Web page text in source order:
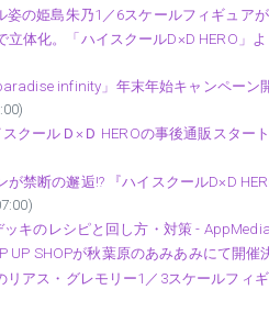
姿の姫島朱乃1／6スケールフィギュア
体化。「ハイスクールD×D HERO」
infinity」年末年始キャンペーン
スクールＤ×Ｄ HEROの事後通販スタ
が禁断の邂逅!? 『ハイスクールD×D
ッキのレシピと回し方・対策 - AppMedia
UP SHOPが秋葉原のあみあみにて開催
リアス・グレモリー1／3スケールフィ